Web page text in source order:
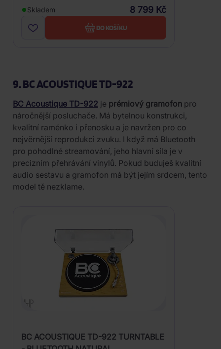
Skladem 8 799 Kč
DO KOŠÍKU
9. BC ACOUSTIQUE TD-922
BC Acoustique TD-922 je prémiový gramofon pro
náročnější posluchače. Má bytelnou konstrukci,
kvalitní raménko i přenosku a je navržen pro co
nejvěrnější reprodukci zvuku. I když má Bluetooth
pro pohodlné streamování, jeho hlavní síla je v
precizním přehrávání vinylů. Pokud buduješ kvalitní
audio sestavu a gramofon má být jejím srdcem, tento
model tě nezklame.
BC ACOUSTIQUE TD-922 TURNTABLE